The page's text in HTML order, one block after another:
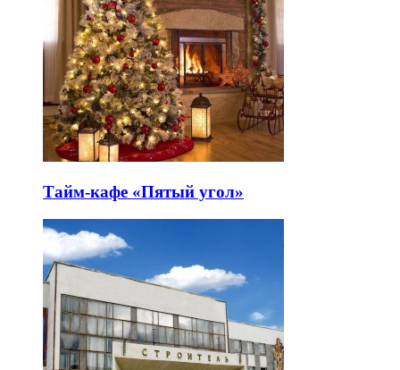
Тайм-кафе «Пятый угол»